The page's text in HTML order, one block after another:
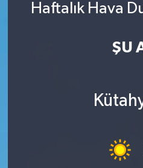
Haftalık Hava
ŞU